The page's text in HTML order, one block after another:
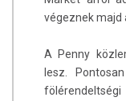
végeznek majd
A Penny
lesz.